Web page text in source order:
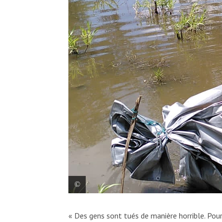
Les personnes déplacées en raison du
« Des gens sont tués de manière horrible.